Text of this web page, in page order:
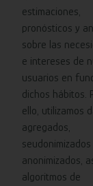
estimaciones,
pronósticos y
sobre las
e intereses de
usuarios en
dichos hábitos.
ello, utilizamos
agregados,
seudonimizados
anonimizados,
algoritmos de